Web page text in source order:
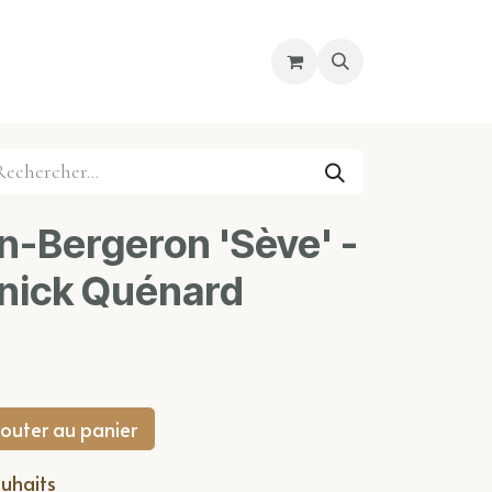
Cours
Bergeron 'Sève' -
Quénard
au panier